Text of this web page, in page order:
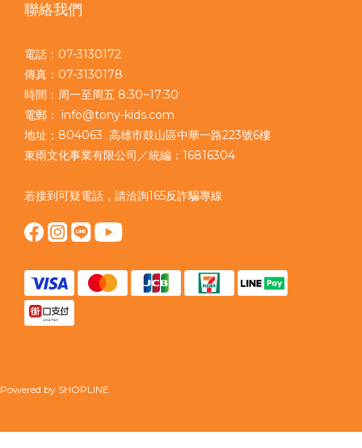
聯絡我們
電話：07-3130172
傳真：07-3130178
時間：周一至周五 8:30~17:30
電郵： info@tony-kids.com
地址：804063 高雄市鼓山區中華一路223號6樓
東雨文化事業有限公司／統編：16816304
若接到可疑電話，請洽詢165反詐騙專線
Powered by SHOPLINE